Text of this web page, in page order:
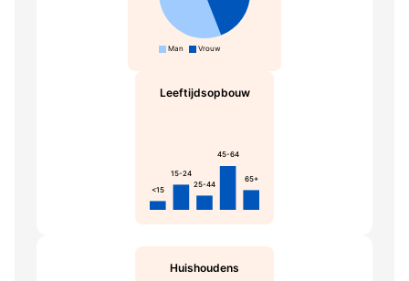
Man Vrouw
Leeftijdsopbouw
<15
15-24
25-44
45-64
65+
Huishoudens